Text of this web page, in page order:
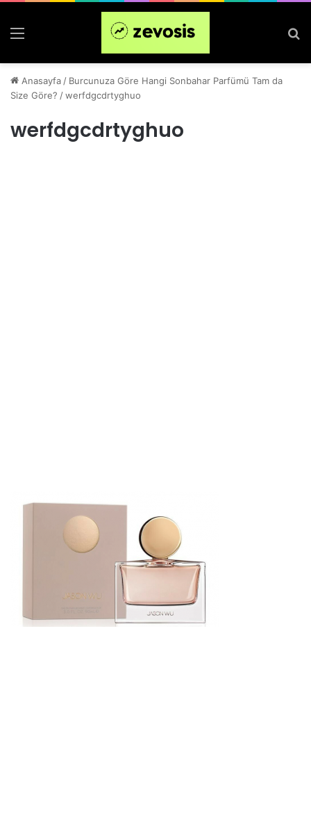
Menü
Anasayfa / Burcunuza Göre Hangi Sonbahar Parfümü Tam da
Size Göre? /werfdgcdrtyghuo
werfdgcdrtyghuo